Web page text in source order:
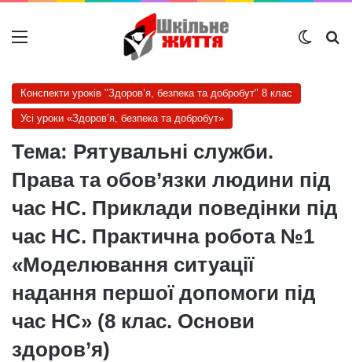
Меню
Конспекти уроків "Здоров’я, безпека та добробут" 8 клас
Усі уроки «Здоров’я, безпека та добробут»
Тема: Рятувальні служби.
Права та обов’язки людини під
час НС. Приклади поведінки під
час НС. Практична робота №1
«Моделювання ситуації
надання першої допомоги під
час НС» (8 клас. Основи
здоров’я)